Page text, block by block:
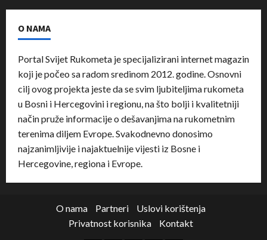
O NAMA
Portal Svijet Rukometa je specijalizirani internet magazin
koji je počeo sa radom sredinom 2012. godine. Osnovni
cilj ovog projekta jeste da se svim ljubiteljima rukometa
u Bosni i Hercegovini i regionu, na što bolji i kvalitetniji
način pruže informacije o dešavanjima na rukometnim
terenima diljem Evrope. Svakodnevno donosimo
najzanimljivije i najaktuelnije vijesti iz Bosne i
Hercegovine, regiona i Evrope.
O nama Partneri
Uslovi korištenja
Privatnost korisnika
Kontakt